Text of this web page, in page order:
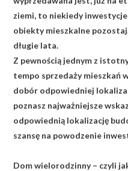
ziemi, to niekiedy
obiekty mieszkalne
długie lata.
Z pewnością jednym z
tempo sprzedaży mieszkań
dobór odpowiedniej
poznasz najważniejsze
odpowiednią lokalizację
szansę na powodzenie
Dom wielorodzinny – czyli